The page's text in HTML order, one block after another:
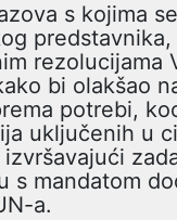
s kojima
rezolucijama
bi olakšao
potrebi,
uključenih u
s mandatom
a.